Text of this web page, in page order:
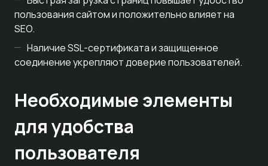
пользования сайтом и положительно влияет на
SEO.
Наличие SSL-сертификата и защищенное
соединение укрепляют доверие пользователей.
Необходимые элементы
для удобства
пользователя